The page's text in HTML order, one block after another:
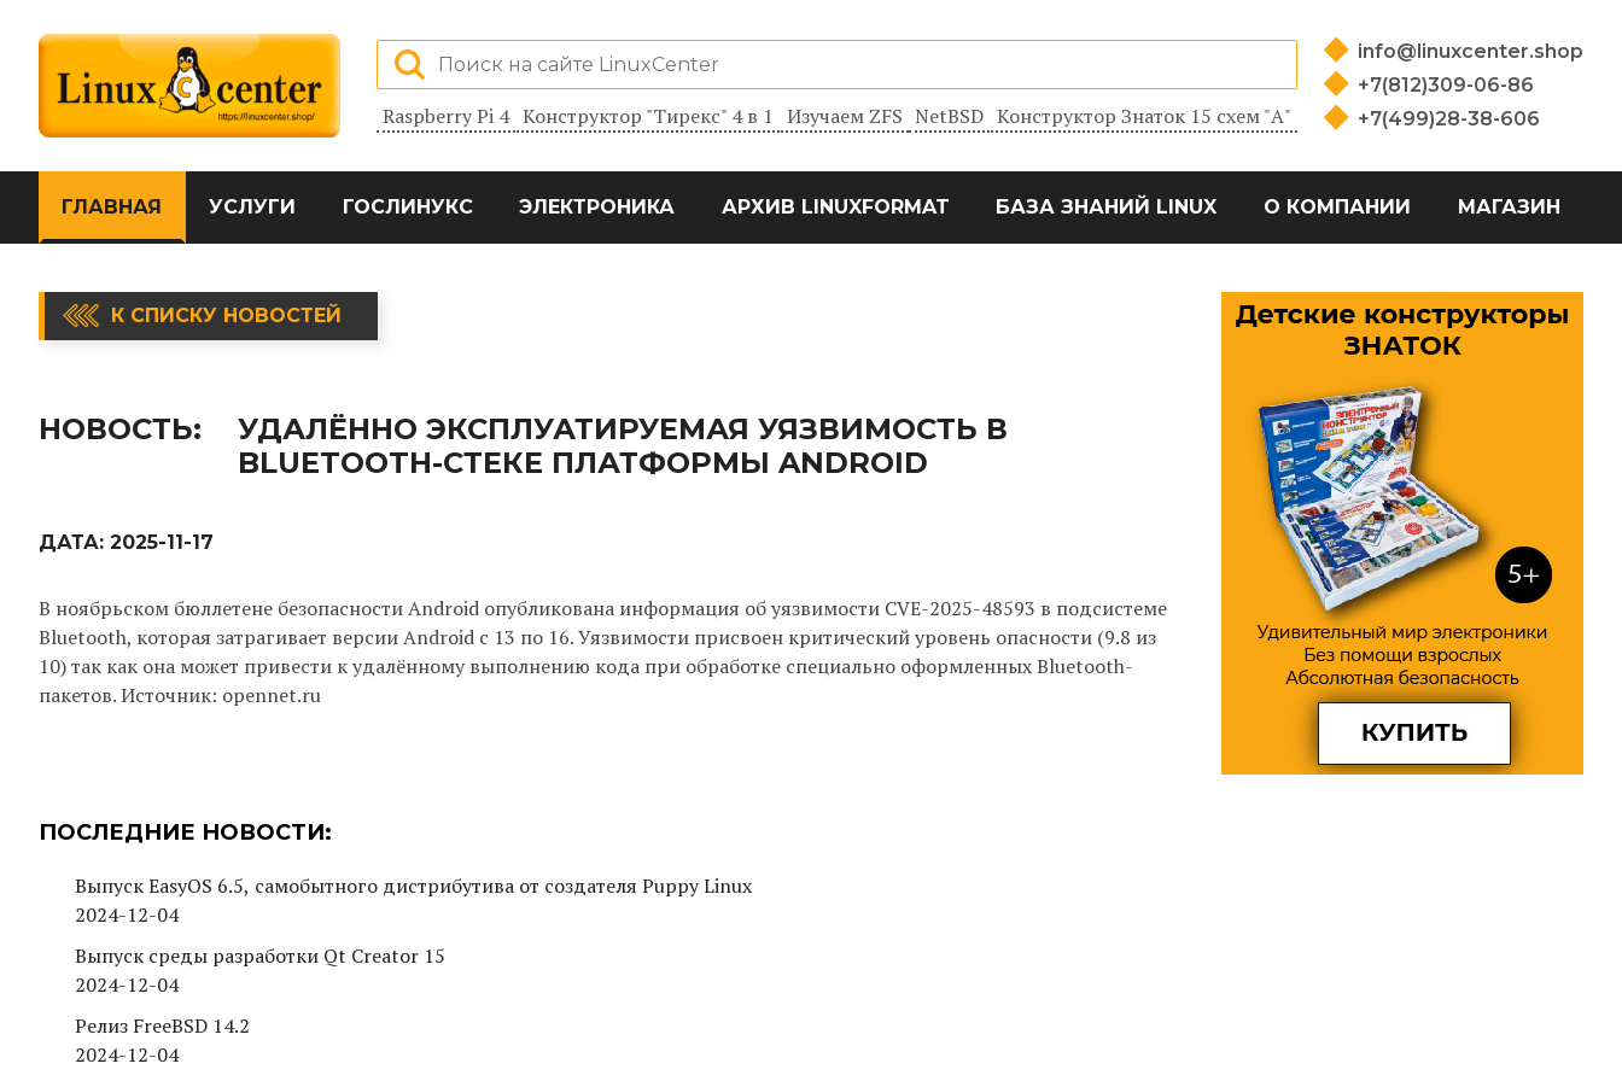
Raspberry Pi 4 Конструктор "Тирекс" 4 в 1 Изучаем ZFS NetBSD Конструктор Знаток 15 схем "А"
info@linuxcenter.shop
+7(812)309-06-86
+7(499)28-38-606
ГЛАВНАЯ УСЛУГИ ГОСЛИНУКС ЭЛЕКТРОНИКА АРХИВ LINUXFORMAT БАЗА ЗНАНИЙ LINUX О КОМПАНИИ МАГАЗИН
К СПИСКУ НОВОСТЕЙ
НОВОСТЬ:
УДАЛЁННО ЭКСПЛУАТИРУЕМАЯ УЯЗВИМОСТЬ В
BLUETOOTH-СТЕКЕ ПЛАТФОРМЫ ANDROID
ДАТА: 2025-11-17
В ноябрьском бюллетене безопасности Android опубликована информация об уязвимости CVE-2025-48593 в подсистеме
Bluetooth, которая затрагивает версии Android с 13 по 16. Уязвимости присвоен критический уровень опасности (9.8 из
10) так как она может привести к удалённому выполнению кода при обработке специально оформленных Bluetooth-
пакетов. Источник: opennet.ru
ПОСЛЕДНИЕ НОВОСТИ:
Выпуск EasyOS 6.5, самобытного дистрибутива от создателя Puppy Linux
2024-12-04
Выпуск среды разработки Qt Creator 15
2024-12-04
Релиз FreeBSD 14.2
2024-12-04